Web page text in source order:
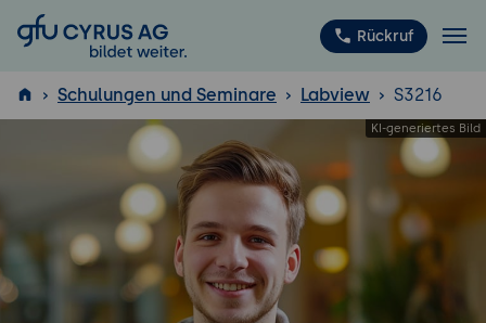
GFU Cyrus AG Rückruf
ISTQB ®
Schulungen und Seminare Labview S3216